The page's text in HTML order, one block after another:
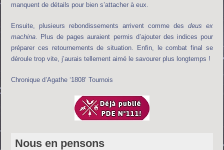
manquent de détails pour bien s’attacher à eux.
Ensuite, plusieurs rebondissements arrivent comme des deus ex
machina . Plus de pages auraient permis d’ajouter des indices pour
préparer ces retournements de situation. Enfin, le combat final se
déroule trop vite, j’aurais tellement aimé le savourer plus longtemps !
Chronique d’Agathe ‘1808’ Tournois
Nous en pensons